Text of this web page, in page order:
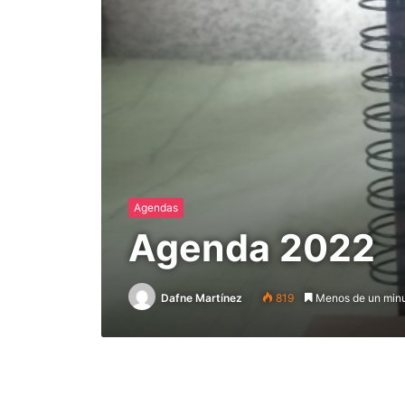
Agendas
Agenda 2022
Dafne Martínez 819 Menos de un